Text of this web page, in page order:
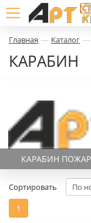
Главная — Каталог —
КАРАБИН
КАРАБИН
1
Сортировать